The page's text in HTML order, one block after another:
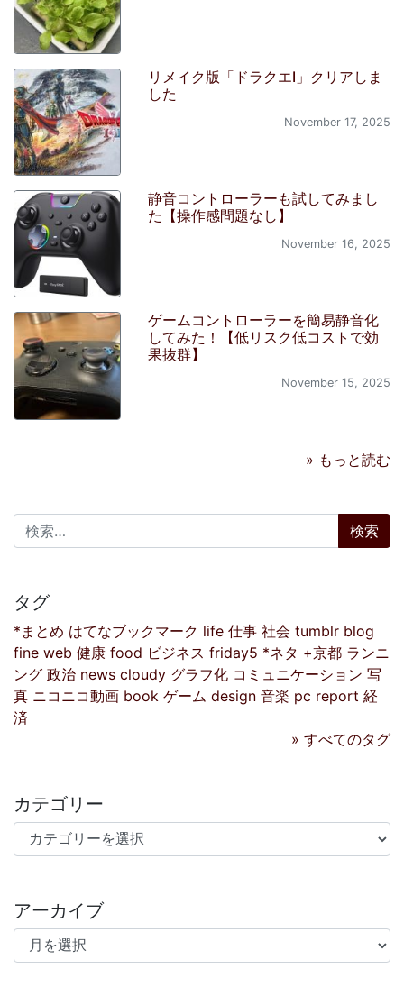
リメイク版「ドラクエI」クリアしま
した
November 17, 2025
静音コントローラーも試してみまし
た【操作感問題なし】
November 16, 2025
ゲームコントローラーを簡易静音化
してみた！【低リスク低コストで効
果抜群】
November 15, 2025
» もっと読む
検索:
タグ
*まとめ はてなブックマーク life 仕事 社会 tumblr blog
fine web 健康 food ビジネス friday5 *ネタ +京都 ランニ
ング 政治 news cloudy グラフ化 コミュニケーション 写
真 ニコニコ動画 book ゲーム design 音楽 pc report 経
済
» すべてのタグ
カテゴリー
カテゴリー
アーカイブ
アーカイブ